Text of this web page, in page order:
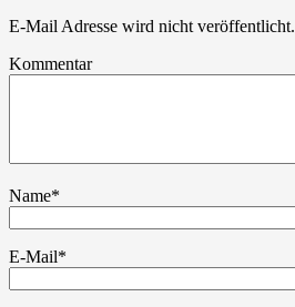
E-Mail Adresse wird nicht veröffentlicht.
Kommentar
Name*
E-Mail*